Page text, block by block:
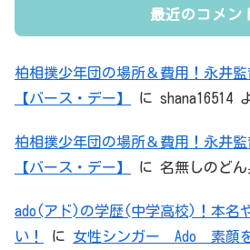
最近のコメン
柏相撲少年団の場所＆費用！永井
【バース・デー】
に shana16514
柏相撲少年団の場所＆費用！永井
【バース・デー】
に 名無しのどん
ado(アド)の学歴(中学高校)！本名
い！
に 女性シンガー Ado 素顔